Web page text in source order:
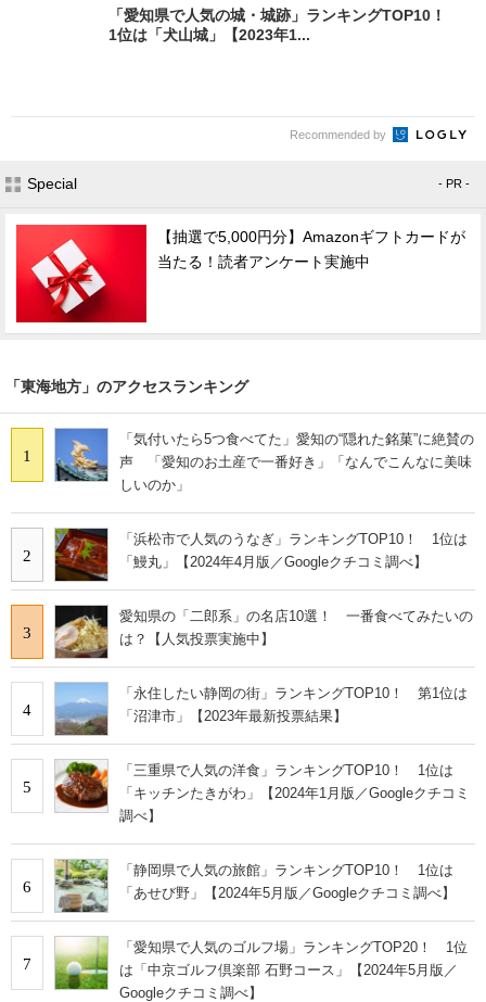
「愛知県で人気の城・城跡」ランキングTOP10！
1位は「犬山城」【2023年1...
Recommended by
Special - PR -
【抽選で5,000円分】Amazonギフトカードが
当たる！読者アンケート実施中
「東海地方」のアクセスランキング
1
「気付いたら5つ食べてた」愛知の“隠れた銘菓”に絶賛の
声 「愛知のお土産で一番好き」「なんでこんなに美味
しいのか」
2
「浜松市で人気のうなぎ」ランキングTOP10！ 1位は
「鰻丸」【2024年4月版／Googleクチコミ調べ】
3
愛知県の「二郎系」の名店10選！ 一番食べてみたいの
は？【人気投票実施中】
4
「永住したい静岡の街」ランキングTOP10！ 第1位は
「沼津市」【2023年最新投票結果】
5
「三重県で人気の洋食」ランキングTOP10！ 1位は
「キッチンたきがわ」【2024年1月版／Googleクチコミ
調べ】
6
「静岡県で人気の旅館」ランキングTOP10！ 1位は
「あせび野」【2024年5月版／Googleクチコミ調べ】
7
「愛知県で人気のゴルフ場」ランキングTOP20！ 1位
は「中京ゴルフ倶楽部 石野コース」【2024年5月版／
Googleクチコミ調べ】